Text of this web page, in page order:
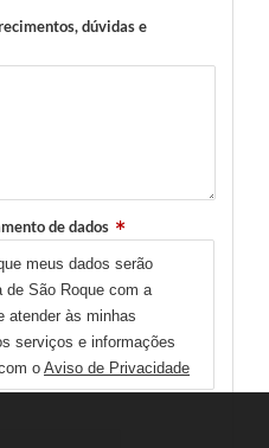
dúvidas e
de dados
meus dados serão
de São Roque com a
atender às minhas
serviços e informações
o Aviso de Privacidade